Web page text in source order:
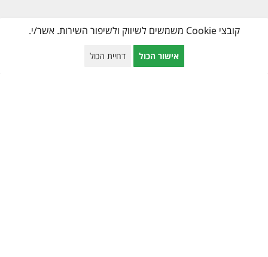
לקוחות ממליצים
קובצי Cookie משמשים לשיווק ולשיפור השירות. אשר/י.
אישור הכול דחיית הכול